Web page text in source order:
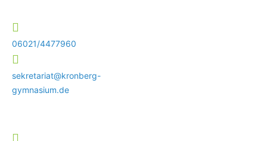
06021/4477960
sekretariat@kronberg-
gymnasium.de